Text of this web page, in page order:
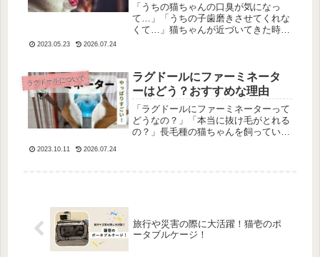
「うちの猫ちゃんの口臭が気になっ
て…」「うちの子歯磨きさせてくれな
くて…」猫ちゃんが近づいてきた時、
まり歯磨きに乗り気なタイプではあり
ませ...
2023.05.23 2026.07.24
ラグドールについて
ラグドールにファーミネータ
ーはどう？おすすめな理由
「ラグドールにファーミネーターって
どうなの？」「本当に抜け毛がとれる
の？」長毛種の猫ちゃんを飼っている
2023.10.11 2026.07.24
旅行や災害の際に大活躍！猫壱のポ
ータブルケージ！